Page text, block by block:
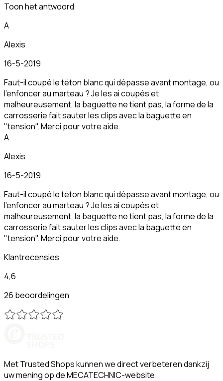
Toon het antwoord
A
Alexis
16-5-2019
Faut-il coupé le téton blanc qui dépasse avant montage, ou
l'enfoncer au marteau ? Je les ai coupés et
malheureusement, la baguette ne tient pas, la forme de la
carrosserie fait sauter les clips avec la baguette en
"tension". Merci pour votre aide.
A
Alexis
16-5-2019
Faut-il coupé le téton blanc qui dépasse avant montage, ou
l'enfoncer au marteau ? Je les ai coupés et
malheureusement, la baguette ne tient pas, la forme de la
carrosserie fait sauter les clips avec la baguette en
"tension". Merci pour votre aide.
Klantrecensies
4,6
26 beoordelingen
Met Trusted Shops kunnen we direct verbeteren dankzij
uw mening op de MECATECHNIC-website.